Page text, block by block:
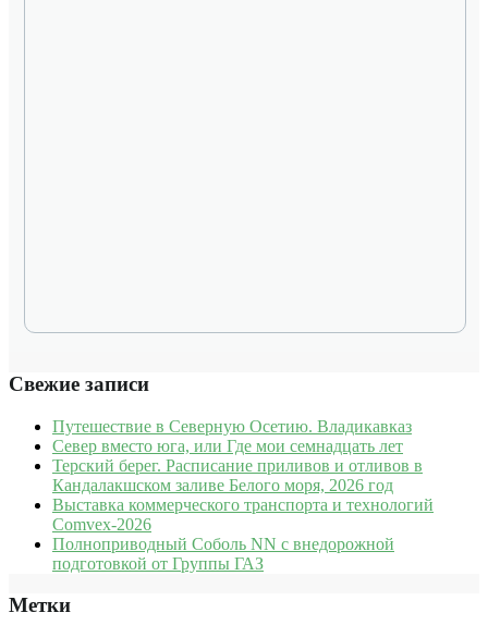
Свежие записи
Путешествие в Северную Осетию. Владикавказ
Север вместо юга, или Где мои семнадцать лет
Терский берег. Расписание приливов и отливов в
Кандалакшском заливе Белого моря, 2026 год
Выставка коммерческого транспорта и технологий
Comvex-2026
Полноприводный Соболь NN с внедорожной
подготовкой от Группы ГАЗ
Метки